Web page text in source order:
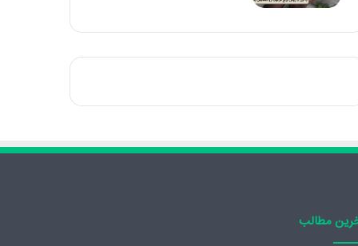
مطالب